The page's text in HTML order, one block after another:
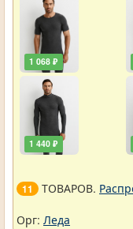
1 068 ₽
1 440 ₽
11 ТОВАРОВ.
Орг: Леда